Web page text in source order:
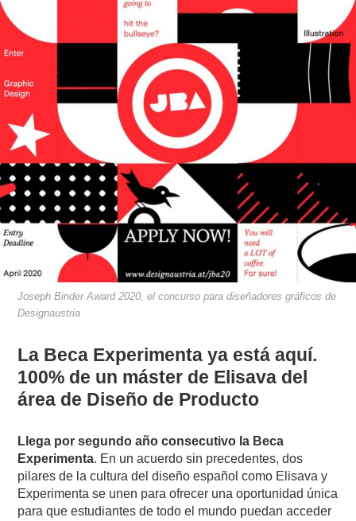
Joseph Binder Award 2020, el concurso para diseñadores gráficos de
Designaustria
La Beca Experimenta ya está aquí.
100% de un máster de Elisava del
área de Diseño de Producto
Llega por segundo año consecutivo la Beca
Experimenta. En un acuerdo sin precedentes, dos
pilares de la cultura del diseño español como Elisava y
Experimenta se unen para ofrecer una oportunidad única
para que estudiantes de todo el mundo puedan acceder